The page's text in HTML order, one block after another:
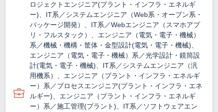
ロジェクトエンジニア(プラント・インフラ・エネルギ
ー)、IT系／システムエンジニア（Web系・オープン系・
パッケージ開発）、IT系／Webエンジニア（スマホアプ
リ・フルスタック）、エンジニア（電気・電子・機械）
系／機械・機構・筐体・金型設計(電気・電子・機械)、
エンジニア（電気・電子・機械）系／光学設計・鏡筒設
計(電気・電子・機械)、IT系／システムエンジニア（汎
用機系）、エンジニア（プラント・インフラ・エネルギ
ー）系／プロセスエンジニア(プラント・インフラ・エネ
ルギー)、エンジニア（プラント・インフラ・エネルギ
ー）系／施工管理(プラント)、IT系／ソフトウェアエン